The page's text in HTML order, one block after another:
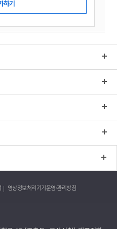
영상정보처리기기운영·관리방침